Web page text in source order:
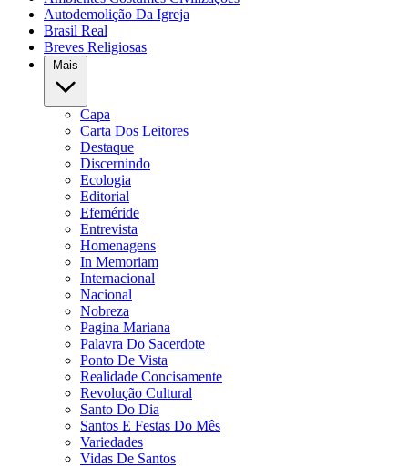
Autodemolição Da Igreja
Brasil Real
Breves Religiosas
Mais
Capa
Carta Dos Leitores
Destaque
Discernindo
Ecologia
Editorial
Efeméride
Entrevista
Homenagens
In Memoriam
Internacional
Nacional
Nobreza
Pagina Mariana
Palavra Do Sacerdote
Ponto De Vista
Realidade Concisamente
Revolução Cultural
Santo Do Dia
Santos E Festas Do Mês
Variedades
Vidas De Santos